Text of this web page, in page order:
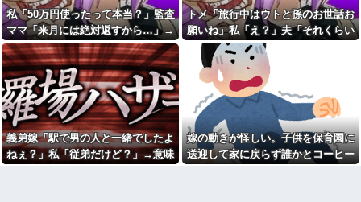
【動画】手術中に熊本地震直
撃やばすぎる
【結婚式当日に】 義妹の不倫
を暴露した私。でも旦那が援助
したいと言い出して…ｗｗｗ
親の借金のカタに17歳でもぐ
りの消費者金融社長の愛人にな
った。その後25歳で1000万円を
渡されマンションへ移された直
後、社長が…
母が作ってくれた雛人形を夫
に出してほしいと頼むと「別に
いいじゃんあんなの」だって。
歯医者の待合室で「抜歯と言
われたのに痛みが消えた！訴え
てやる！」と怒鳴り散らす60代
男！2軒の歯医者で同じ診断され
た癖に、神経が死んで痛みが消
えたのを「治った」と錯覚して
逆ギレする地獄の迷惑ジジイに
周りからめっちゃポジティブ
とか努力家とか言われる。しか
し私は自分で言うのもなんだけ
ど成人するまで人生ハードモー
ドだった・・・
嫁の料理がクソまずい。昨日
私「50万円使ったって本当？」監査
ママ「来月には絶対返すから…」→
約束を信じて待った結果、警察に通
報することになり…
トメ「旅行中はウトと孫のお世話お
願いね」私「え？」夫「それくらい
やってやれよ」→まさかの丸投げに
困惑して…
義弟嫁「駅で男の人と一緒でしたよ
ねぇ？」私「従弟だけど？」→意味
嫁の動きが怪しい。子供を保育園に
送迎して家に戻らず誰かとコーヒー